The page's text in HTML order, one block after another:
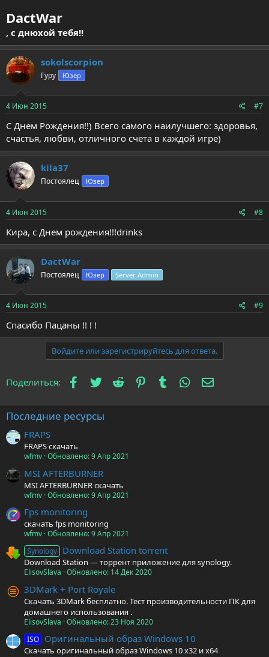
DactWar
, с днюхой тебя!!
sokolscorpion
Гуру Юзер
4 Июн 2015 #7
С Днем Рождения!!) Всего самого наилучшего: здоровья,
счастья, любви, отличного счета в каждой игре)
kila37
Постоялец Юзер
4 Июн 2015 #8
Кира, с Днем рождения!!!drinks
DactWar
Постоялец Юзер Server Admin
4 Июн 2015 #9
Спасибо Пацаны !! ! !
Войдите или зарегистрируйтесь для ответа.
Поделиться: Facebook
Twitter Reddit PinterestTumblr WhatsApp
Последние ресурсы
FRAPS
FRAPS скачать
wfmv Обновлено:9 Апр 2021
MSI AFTERBURNER
MSI AFTERBURNER скачать
wfmv Обновлено:9 Апр 2021
Fps monitoring
скачать fps monitoring
wfmv Обновлено:9 Апр 2021
Synology Download Station torrent
Download Station — торрент приложение для synology.
ElisovSlava Обновлено: 14 Дек 2020
3DMark + Port Royale
Скачать 3DMark бесплатно. Тест производительности ПК для
домашнего использования .
ElisovSlava Обновлено:23 Ноя 2020
ISO Оригинальный образ Windows 10
Скачать оригинальный образ Windows 10 x32 и x64